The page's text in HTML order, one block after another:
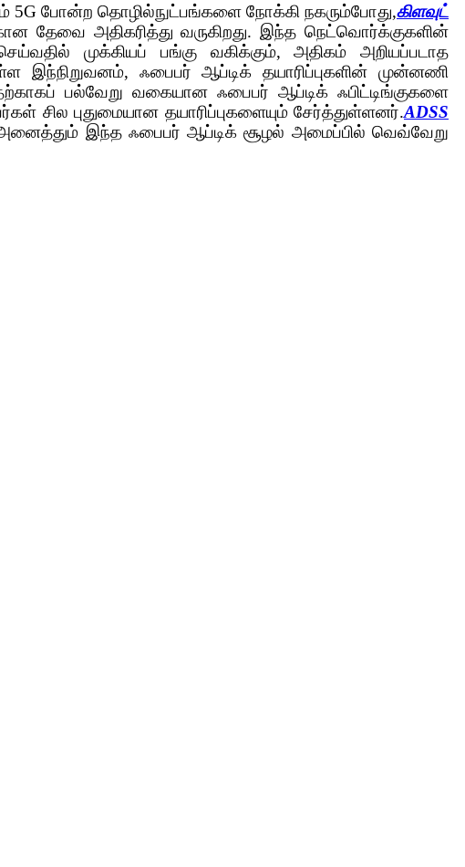
5G போன்ற தொழில்நுட்பங்களை நோக்கி நகரும்போது,கிளவுட்
தேவை அதிகரித்து வருகிறது. இந்த நெட்வொர்க்குகளின்
முக்கியப் பங்கு வகிக்கும், அதிகம் அறியப்படாத
ஃபைபர் ஆப்டிக் தயாரிப்புகளின் முன்னணி
பல்வேறு வகையான ஃபைபர் ஆப்டிக் ஃபிட்டிங்குகளை
சில புதுமையான தயாரிப்புகளையும் சேர்த்துள்ளனர்.ADSS
இந்த ஃபைபர் ஆப்டிக் சூழல் அமைப்பில் வெவ்வேறு